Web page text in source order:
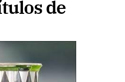
de